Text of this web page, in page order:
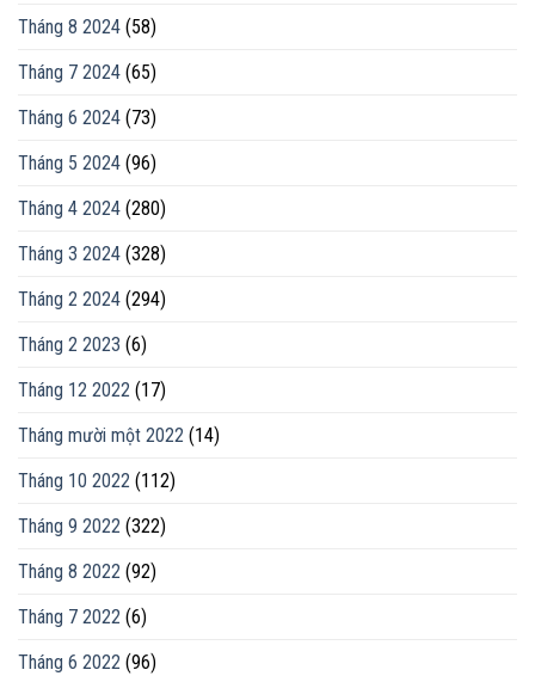
Tháng 8 2024 (58)
Tháng 7 2024 (65)
Tháng 6 2024 (73)
Tháng 5 2024 (96)
Tháng 4 2024 (280)
Tháng 3 2024 (328)
Tháng 2 2024 (294)
Tháng 2 2023 (6)
Tháng 12 2022 (17)
Tháng mười một 2022 (14)
Tháng 10 2022 (112)
Tháng 9 2022 (322)
Tháng 8 2022 (92)
Tháng 7 2022 (6)
Tháng 6 2022 (96)